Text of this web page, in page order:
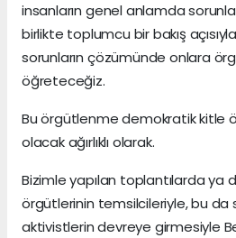
insanların genel anlamda
birlikte toplumcu bir bakış
sorunların çözümünde onlara
öğreteceğiz.
Bu örgütlenme demokratik kitle
olacak ağırlıklı olarak.
Bizimle yapılan toplantılarda ya
örgütlerinin temsilcileriyle, bu da
aktivistlerin devreye girmesiyle